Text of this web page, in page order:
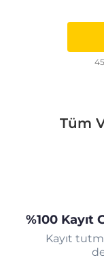
Tüm
%100 Kayıt
Kayıt